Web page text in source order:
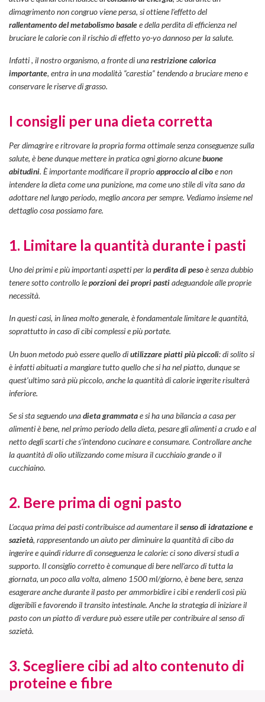
dimagrimento non congruo viene persa, si ottiene l’effetto del
rallentamento del metabolismo basalee della perdita di efficienza nel
bruciare le calorie con il rischio di effetto yo-yo dannoso per la salute.
Infatti , il nostro organismo, a fronte di unarestrizione calorica
importante, entra in una modalità “carestia” tendendo a bruciare meno e
conservare le riserve di grasso.
I consigli per una dieta corretta
Per dimagrire e ritrovare la propria forma ottimale senza conseguenze sulla
salute, è bene dunque mettere in pratica ogni giorno alcunebuone
abitudini. È importante modificare il proprioapproccio al ciboe non
intendere la dieta come una punizione, ma come uno stile di vita sano da
adottare nel lungo periodo, meglio ancora per sempre. Vediamo insieme nel
dettaglio cosa possiamo fare.
1. Limitare la quantità durante i pasti
Uno dei primi e più importanti aspetti per laperdita di pesoè senza dubbio
tenere sotto controllo leporzioni dei propri pastiadeguandole alle proprie
necessità.
In questi casi, in linea molto generale, è fondamentale limitare le quantità,
soprattutto in caso di cibi complessi e più portate.
Un buon metodo può essere quello diutilizzare piatti più piccoli: di solito si
è infatti abituati a mangiare tutto quello che si ha nel piatto, dunque se
quest’ultimo sarà più piccolo, anche la quantità di calorie ingerite risulterà
inferiore.
Se si sta seguendo unadieta grammatae si ha una bilancia a casa per
alimenti è bene, nel primo periodo della dieta, pesare gli alimenti a crudo e al
netto degli scarti che s’intendono cucinare e consumare. Controllare anche
la quantità di olio utilizzando come misura il cucchiaio grande o il
cucchiaino.
2. Bere prima di ogni pasto
L’acqua prima dei pasti contribuisce ad aumentare ilsenso di idratazione e
sazietà, rappresentando un aiuto per diminuire la quantità di cibo da
ingerire e quindi ridurre di conseguenza le calorie: ci sono diversi studi a
supporto. Il consiglio corretto è comunque di bere nell’arco di tutta la
giornata, un poco alla volta, almeno 1500 ml/giorno, è bene bere, senza
esagerare anche durante il pasto per ammorbidire i cibi e renderli così più
digeribili e favorendo il transito intestinale. Anche la strategia di iniziare il
pasto con un piatto di verdure può essere utile per contribuire al senso di
sazietà.
3. Scegliere cibi ad alto contenuto di
proteine e fibre